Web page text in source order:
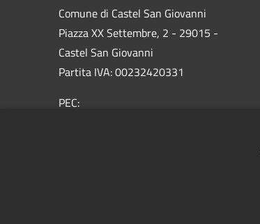
Comune di Castel San Giovanni
Piazza XX Settembre, 2 - 29015 -
Castel San Giovanni
Partita IVA: 00232420331
PEC: